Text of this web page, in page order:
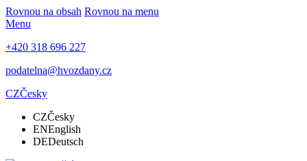
Rovnou na obsah Rovnou na menu
Menu
+420 318 696 227
podatelna@hvozdany.cz
CZČesky
CZČesky
ENEnglish
DEDeutsch